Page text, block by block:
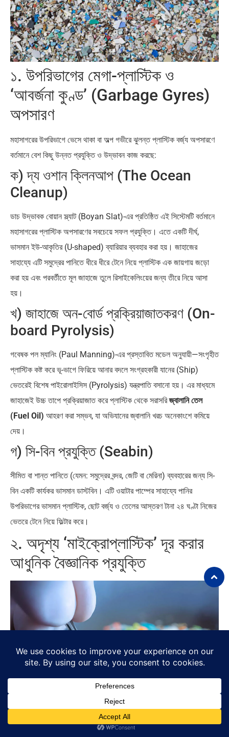
১. উপরিভাগের মেগা-প্লাস্টিক ও
‘আবর্জনা কুণ্ড’ (Garbage Gyres)
অপসারণ
মহাসাগরের উপরিভাগে ভেসে থাকা বা অল্প গভীরে ঝুলন্ত প্লাস্টিক বর্জ্য অপসারণে
বর্তমানে বেশ কিছু উন্নত প্রযুক্তি ও উদ্ভাবন কাজ করছে:
ক) দ্য ওশান ক্লিনআপ (The Ocean
Cleanup)
ডাচ উদ্ভাবক বোয়ান স্ল্যাট (Boyan Slat)-এর প্রতিষ্ঠিত এই সিস্টেমটি বর্তমানে
মহাসাগরের প্লাস্টিক অপসারণের সবচেয়ে সফল প্রযুক্তি। এতে একটি দীর্ঘ,
ভাসমান ইউ-আকৃতির (U-shaped) ব্যারিয়ার ব্যবহার করা হয়। জাহাজের
সাহায্যে এটি সমুদ্রের পানিতে ধীরে ধীরে টেনে নিয়ে প্লাস্টিক এক জায়গায় জড়ো
করা হয় এবং পরবর্তীতে মূল জাহাজে তুলে রিসাইকেলিংয়ের জন্য তীরে নিয়ে আসা
হয়।
খ) জাহাজে অন-বোর্ড প্রক্রিয়াজাতকরণ (On-
board Pyrolysis)
গবেষক পল ম্যানিং (Paul Manning)-এর প্রস্তাবিত মডেল অনুযায়ী—সংগৃহীত
প্লাস্টিক কষ্ট করে ভূ-ভাগে ফিরিয়ে আনার বদলে সংগ্রহকারী যানের (Ship)
ভেতরেই বিশেষ পাইরোলাইসিস (Pyrolysis) যন্ত্রপাতি বসানো হয়। এর মাধ্যমে
জাহাজেই উচ্চ তাপে প্রক্রিয়াজাত করে প্লাস্টিক থেকে সরাসরিজ্বালানি তেল
(Fuel Oil) আহরণ করা সম্ভব, যা অভিযানের জ্বালানি খরচ অনেকাংশে কমিয়ে
দেয়।
গ) সি-বিন প্রযুক্তি (Seabin)
সীমিত বা শান্ত পানিতে (যেমন: সমুদ্রের বন্দর, জেটি বা মেরিনা) ব্যবহারের জন্য সি-
বিন একটি কার্যকর ভাসমান ডাস্টবিন। এটি ওয়াটার পাম্পের সাহায্যে পানির
উপরিভাগের ভাসমান প্লাস্টিক, ছোট বর্জ্য ও তেলের আস্তরণ টানা ২৪ ঘণ্টা নিজের
ভেতরে টেনে নিয়ে ফিল্টার করে।
২. অদৃশ্য ‘মাইক্রোপ্লাস্টিক’ দূর করার
আধুনিক বৈজ্ঞানিক প্রযুক্তি
সমুদ্রের পানিতে থাকা ৫ মিলিমিটারের চেয়ে ছোট অতি ক্ষুদ্র প্লাস্টিক কণা বা
মাইক্রোপ্লাস্টিক (Microplastics)দূর করা আধুনিক বিজ্ঞানের অন্যতম বড়